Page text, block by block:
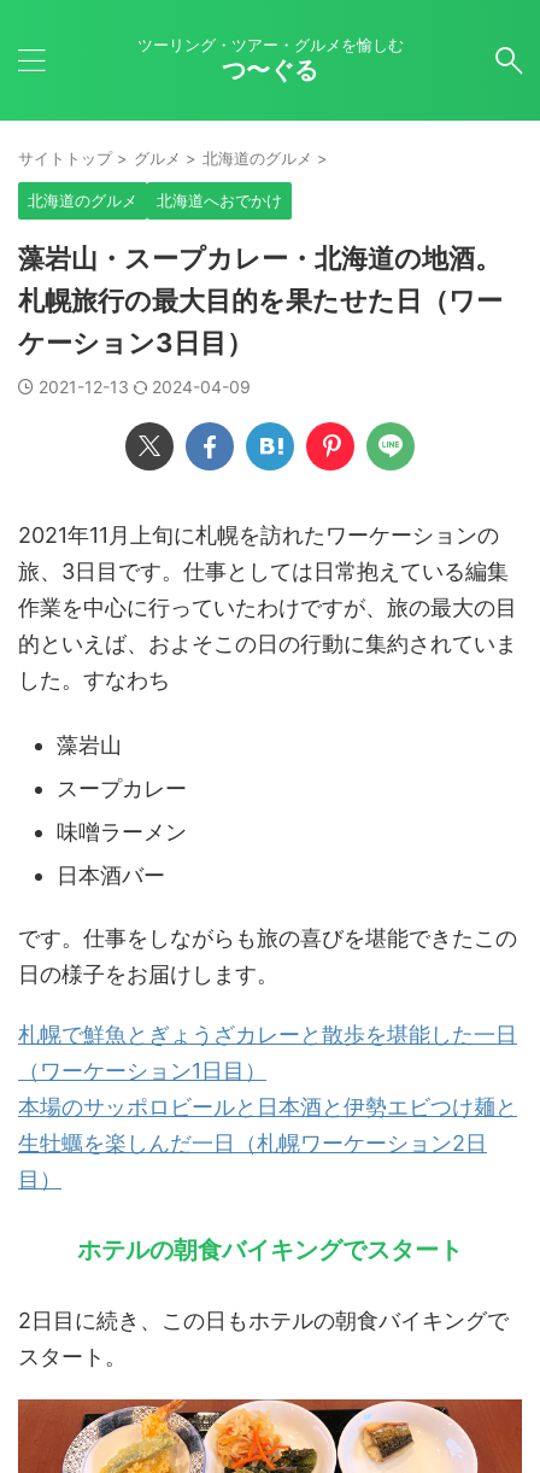
ツーリング・ツアー・グルメを愉しむ
つ〜ぐる
サイトトップ > グルメ > 北海道のグルメ >
北海道のグルメ 北海道へおでかけ
藻岩山・スープカレー・北海道の地酒。
札幌旅行の最大目的を果たせた日（ワー
ケーション3日目）
2021-12-13 2024-04-09
2021年11月上旬に札幌を訪れたワーケーションの
旅、3日目です。仕事としては日常抱えている編集
作業を中心に行っていたわけですが、旅の最大の目
的といえば、およそこの日の行動に集約されていま
した。すなわち
藻岩山
スープカレー
味噌ラーメン
日本酒バー
です。仕事をしながらも旅の喜びを堪能できたこの
日の様子をお届けします。
札幌で鮮魚とぎょうざカレーと散歩を堪能した一日
（ワーケーション1日目）
本場のサッポロビールと日本酒と伊勢エビつけ麺と
生牡蠣を楽しんだ一日（札幌ワーケーション2日
目）
ホテルの朝食バイキングでスタート
2日目に続き、この日もホテルの朝食バイキングで
スタート。